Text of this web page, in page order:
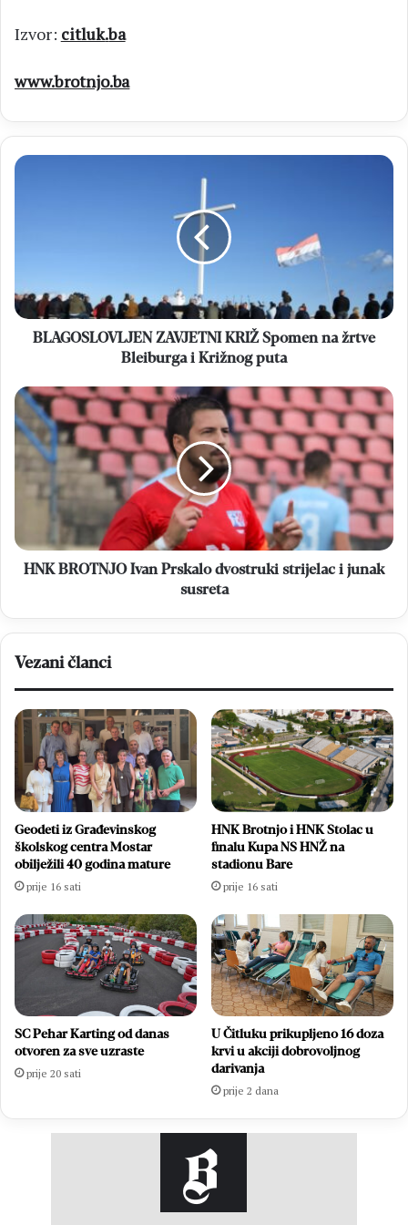
Izvor: citluk.ba
www.brotnjo.ba
BLAGOSLOVLJEN
i
Križnog
putaBLAGOSLOVLJEN ZAVJETNI KRIŽ Spomen na žrtve
Bleiburga i Križnog puta
HNK
BROTNJO
Ivan
Prskalo
dvostruki
strijelac
susreta
HNK BROTNJO Ivan Prskalo dvostruki strijelac i junak
susreta
Vezani članci
Geodeti iz Građevinskog
školskog centra Mostar
obilježili 40 godina mature
prije 16 sati
HNK Brotnjo i HNK Stolac u
finalu Kupa NS HNŽ na
stadionu Bare
prije 16 sati
SC Pehar Karting od danas
otvoren za sve uzraste
prije 20 sati
U Čitluku prikupljeno 16 doza
krvi u akciji dobrovoljnog
darivanja
prije 2 dana